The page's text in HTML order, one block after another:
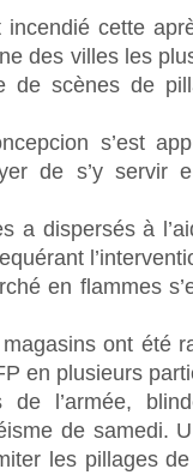
cette
des villes les
de scènes de
s’est
de s’y servir
a dispersés à
en flammes
ont été
en plusieurs
de l’armée,
de samedi.
les pillages